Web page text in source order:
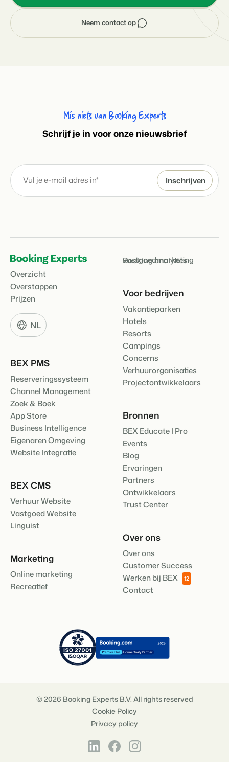
Neem contact op
Mis niets van Booking Experts
Schrijf je in voor onze nieuwsbrief
Overzicht
Overstappen
Prijzen
NL
BEX PMS
Reserveringssysteem
Channel Management
Zoek & Boek
App Store
Business Intelligence
Eigenaren Omgeving
Website Integratie
BEX CMS
Verhuur Website
Vastgoed Website
Linguist
Marketing
Online marketing
Recreatief
vastgoedmarketing
Booking analytics
Voor bedrijven
Vakantieparken
Hotels
Resorts
Campings
Concerns
Verhuurorganisaties
Projectontwikkelaars
Bronnen
BEX Educate | Pro
Events
Blog
Ervaringen
Partners
Ontwikkelaars
Trust Center
Over ons
Over ons
Customer Success
Werken bij BEX
12
Contact
© 2026 Booking Experts B.V. All rights reserved
Cookie Policy
Privacy policy